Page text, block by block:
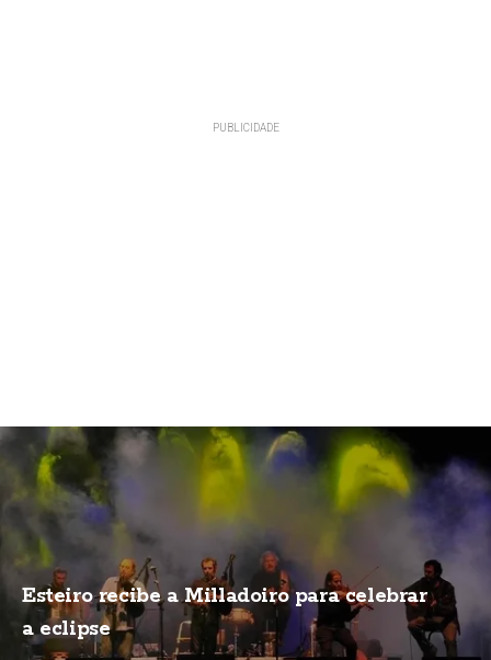
Esteiro recibe a Milladoiro para celebrar
a eclipse